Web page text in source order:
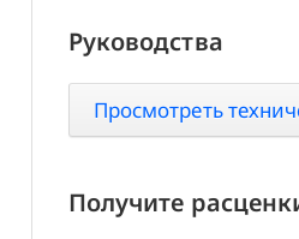
Руководства
Просмотреть
Получите